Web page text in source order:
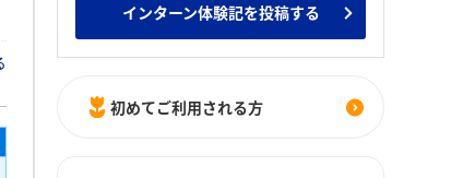
インターン体験記を投稿する
初めてご利用される方